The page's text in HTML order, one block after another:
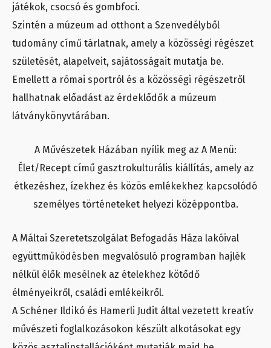
játékok, csocsó és gombfoci.
Szintén a múzeum ad otthont a Szenvedélyből
tudomány című tárlatnak, amely a közösségi régészet
születését, alapelveit, sajátosságait mutatja be.
Emellett a római sportról és a közösségi régészetről
hallhatnak előadást az érdeklődők a múzeum
látványkönyvtárában.
A Művészetek Házában nyílik meg az A Menü:
Élet/Recept című gasztrokulturális kiállítás, amely az
étkezéshez, ízekhez és közös emlékekhez kapcsolódó
személyes történeteket helyezi középpontba.
A Máltai Szeretetszolgálat Befogadás Háza lakóival
együttműködésben megvalósuló programban hajlék
nélkül élők mesélnek az ételekhez kötődő
élményeikről, családi emlékeikről.
A Schéner Ildikó és Hamerli Judit által vezetett kreatív
művészeti foglalkozásokon készült alkotásokat egy